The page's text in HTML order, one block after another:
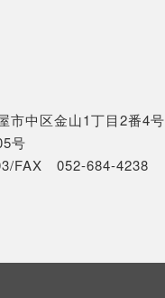
市中区金山1丁目2番4号
号
FAX 052-684-4238